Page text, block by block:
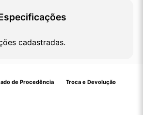
cadastradas.
de Procedência Troca e Devolução